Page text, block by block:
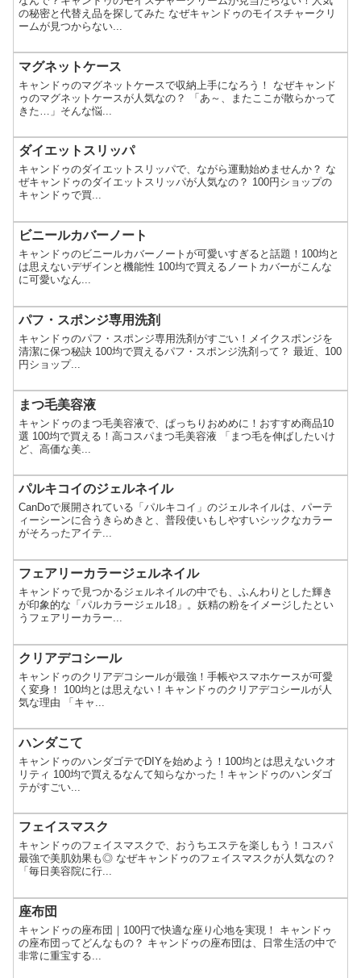
の秘密と代替え品を探してみた なぜキャンドゥのモイスチャークリ
ームが見つからない...
マグネットケース
キャンドゥのマグネットケースで収納上手になろう！ なぜキャンド
ゥのマグネットケースが人気なの？ 「あ～、またここが散らかって
きた…」そんな悩...
ダイエットスリッパ
キャンドゥのダイエットスリッパで、ながら運動始めませんか？ な
ぜキャンドゥのダイエットスリッパが人気なの？ 100円ショップの
キャンドゥで買...
ビニールカバーノート
キャンドゥのビニールカバーノートが可愛いすぎると話題！100均と
は思えないデザインと機能性 100均で買えるノートカバーがこんな
に可愛いなん...
パフ・スポンジ専用洗剤
キャンドゥのパフ・スポンジ専用洗剤がすごい！メイクスポンジを
清潔に保つ秘訣 100均で買えるパフ・スポンジ洗剤って？ 最近、100
円ショップ...
まつ毛美容液
キャンドゥのまつ毛美容液で、ぱっちりおめめに！おすすめ商品10
選 100均で買える！高コスパまつ毛美容液 「まつ毛を伸ばしたいけ
ど、高価な美...
パルキコイのジェルネイル
CanDoで展開されている「パルキコイ」のジェルネイルは、パーテ
ィーシーンに合うきらめきと、普段使いもしやすいシックなカラー
がそろったアイテ...
フェアリーカラージェルネイル
キャンドゥで見つかるジェルネイルの中でも、ふんわりとした輝き
が印象的な「パルカラージェル18」。妖精の粉をイメージしたとい
うフェアリーカラー...
クリアデコシール
キャンドゥのクリアデコシールが最強！手帳やスマホケースが可愛
く変身！ 100均とは思えない！キャンドゥのクリアデコシールが人
気な理由 「キャ...
ハンダこて
キャンドゥのハンダゴテでDIYを始めよう！100均とは思えないクオ
リティ 100均で買えるなんて知らなかった！キャンドゥのハンダゴ
テがすごい...
フェイスマスク
キャンドゥのフェイスマスクで、おうちエステを楽しもう！コスパ
最強で美肌効果も◎ なぜキャンドゥのフェイスマスクが人気なの？
「毎日美容院に行...
座布団
キャンドゥの座布団｜100円で快適な座り心地を実現！ キャンドゥ
の座布団ってどんなもの？ キャンドゥの座布団は、日常生活の中で
非常に重宝する...